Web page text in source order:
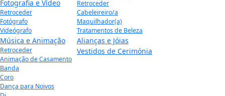
Fotografia e Vídeo
Retroceder
Fotógrafo
Videógrafo
Música e Animação
Retroceder
Animação de Casamento
Banda
Coro
Dança para Noivos
Retroceder
Cabeleireiro/a
Maquilhador(a)
Tratamentos de Beleza
Alianças e Jóias
Vestidos de Cerimónia